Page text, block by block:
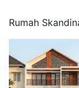
Rumah